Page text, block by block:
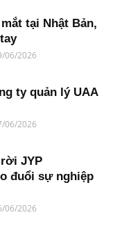
tại Nhật Bản,
06/2026
ty quản lý UAA
06/2026
JYP
đuổi sự nghiệp
06/2026